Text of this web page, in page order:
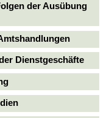
der Ausübung
Dienstgeschäfte